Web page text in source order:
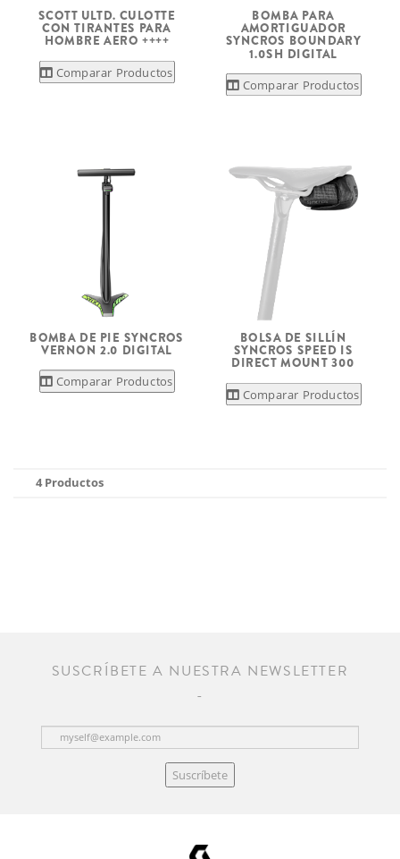
SCOTT ULTD. CULOTTE
CON TIRANTES PARA
HOMBRE AERO ++++
Comparar Productos
BOMBA PARA
AMORTIGUADOR
SYNCROS BOUNDARY
1.0SH DIGITAL
Comparar Productos
BOMBA DE PIE SYNCROS
VERNON 2.0 DIGITAL
Comparar Productos
BOLSA DE SILLÍN
SYNCROS SPEED IS
DIRECT MOUNT 300
Comparar Productos
4 Productos
SUSCRÍBETE A NUESTRA NEWSLETTER
Suscríbete